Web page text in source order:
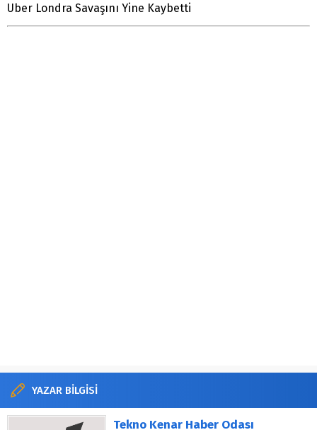
Uber Londra Savaşını Yine Kaybetti
YAZAR BİLGİSİ
Tekno Kenar Haber Odası